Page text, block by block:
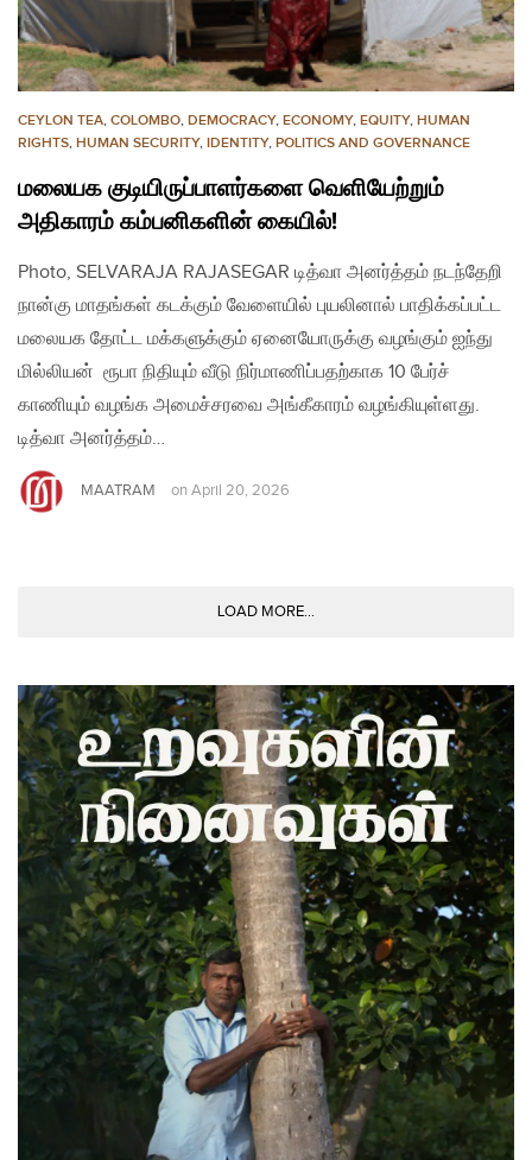
CEYLON TEA, COLOMBO, DEMOCRACY, ECONOMY, EQUITY, HUMAN
RIGHTS, HUMAN SECURITY, IDENTITY, POLITICS AND GOVERNANCE
மலையக குடியிருப்பாளர்களை வெளியேற்றும்
அதிகாரம் கம்பனிகளின் கையில்!
Photo, SELVARAJA RAJASEGAR டித்வா அனர்த்தம் நடந்தேறி
நான்கு மாதங்கள் கடக்கும் வேளையில் புயலினால் பாதிக்கப்பட்ட
மலையக தோட்ட மக்களுக்கும் ஏனையோருக்கு வழங்கும் ஐந்து
மில்லியன் ரூபா நிதியும் வீடு நிர்மாணிப்பதற்காக 10 பேர்ச்
காணியும் வழங்க அமைச்சரவை அங்கீகாரம் வழங்கியுள்ளது.
டித்வா அனர்த்தம்…
MAATRAM on April 20, 2026
LOAD MORE...